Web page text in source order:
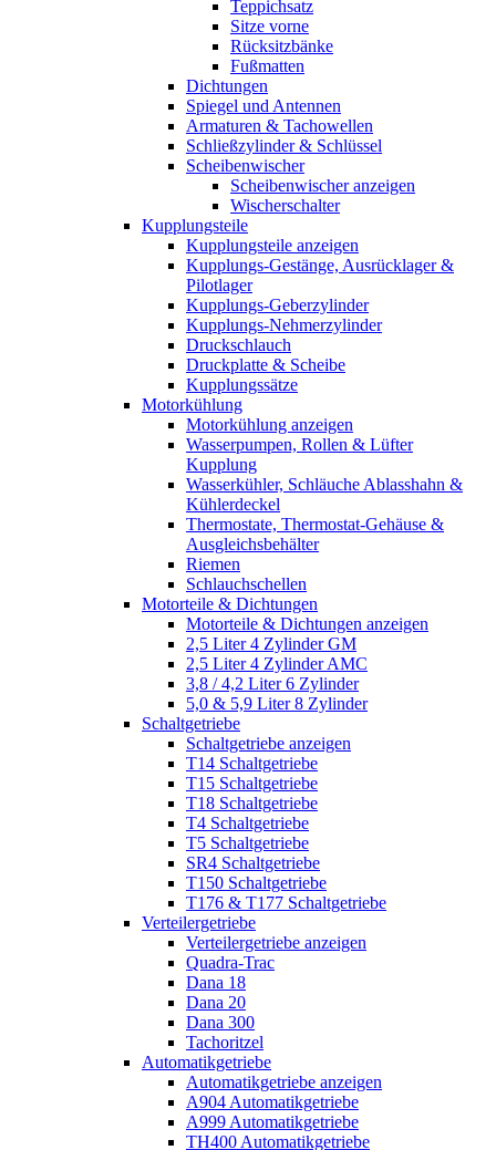
Teppichsatz
Sitze vorne
Rücksitzbänke
Fußmatten
Dichtungen
Spiegel und Antennen
Armaturen & Tachowellen
Schließzylinder & Schlüssel
Scheibenwischer
Scheibenwischer anzeigen
Wischerschalter
Kupplungsteile
Kupplungsteile anzeigen
Kupplungs-Gestänge, Ausrücklager &
Pilotlager
Kupplungs-Geberzylinder
Kupplungs-Nehmerzylinder
Druckschlauch
Druckplatte & Scheibe
Kupplungssätze
Motorkühlung
Motorkühlung anzeigen
Wasserpumpen, Rollen & Lüfter
Kupplung
Wasserkühler, Schläuche Ablasshahn &
Kühlerdeckel
Thermostate, Thermostat-Gehäuse &
Ausgleichsbehälter
Riemen
Schlauchschellen
Motorteile & Dichtungen
Motorteile & Dichtungen anzeigen
2,5 Liter 4 Zylinder GM
2,5 Liter 4 Zylinder AMC
3,8 / 4,2 Liter 6 Zylinder
5,0 & 5,9 Liter 8 Zylinder
Schaltgetriebe
Schaltgetriebe anzeigen
T14 Schaltgetriebe
T15 Schaltgetriebe
T18 Schaltgetriebe
T4 Schaltgetriebe
T5 Schaltgetriebe
SR4 Schaltgetriebe
T150 Schaltgetriebe
T176 & T177 Schaltgetriebe
Verteilergetriebe
Verteilergetriebe anzeigen
Quadra-Trac
Dana 18
Dana 20
Dana 300
Tachoritzel
Automatikgetriebe
Automatikgetriebe anzeigen
A904 Automatikgetriebe
A999 Automatikgetriebe
TH400 Automatikgetriebe